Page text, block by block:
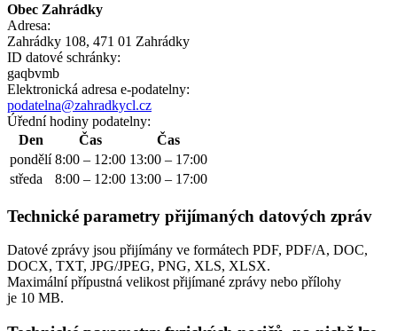
Obec Zahrádky
Adresa:
Zahrádky 108, 471 01 Zahrádky
ID datové schránky:
gaqbvmb
Elektronická adresa e‑podatelny:
podatelna@zahradkycl.cz
Úřední hodiny podatelny:
Den
Čas
Čas
pondělí 8:00 – 12:00 13:00 – 17:00
středa
8:00 – 12:00 13:00 – 17:00
Technické parametry přijímaných datových zpráv
Datové zprávy jsou přijímány ve formátech PDF, PDF/A, DOC,
DOCX, TXT, JPG/JPEG, PNG, XLS, XLSX.
Maximální přípustná velikost přijímané zprávy nebo přílohy
je 10 MB.